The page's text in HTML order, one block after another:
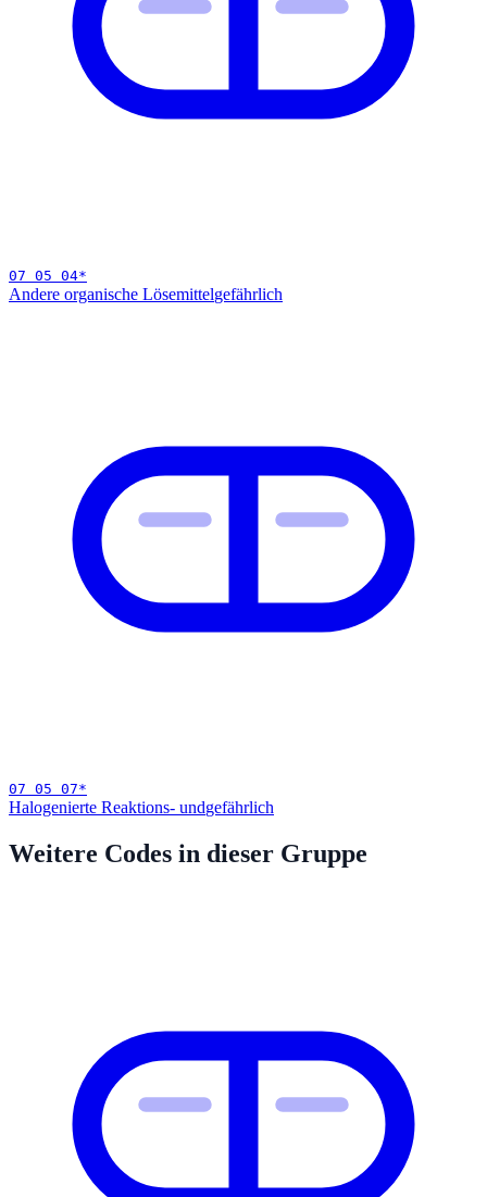
07 05 04*
Andere organische Lösemittelgefährlich
07 05 07*
Halogenierte Reaktions- undgefährlich
Weitere Codes in dieser Gruppe